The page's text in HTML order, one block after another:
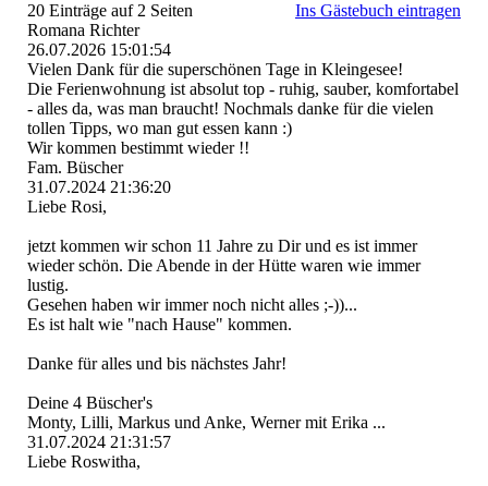
20 Einträge auf 2 Seiten
Ins Gästebuch eintragen
Romana Richter
26.07.2026 15:01:54
Vielen Dank für die superschönen Tage in Kleingesee!
Die Ferienwohnung ist absolut top - ruhig, sauber, komfortabel
- alles da, was man braucht! Nochmals danke für die vielen
tollen Tipps, wo man gut essen kann :)
Wir kommen bestimmt wieder !!
Fam. Büscher
31.07.2024 21:36:20
Liebe Rosi,
jetzt kommen wir schon 11 Jahre zu Dir und es ist immer
wieder schön. Die Abende in der Hütte waren wie immer
lustig.
Gesehen haben wir immer noch nicht alles ;-))...
Es ist halt wie "nach Hause" kommen.
Danke für alles und bis nächstes Jahr!
Deine 4 Büscher's
Monty, Lilli, Markus und Anke, Werner mit Erika ...
31.07.2024 21:31:57
Liebe Roswitha,